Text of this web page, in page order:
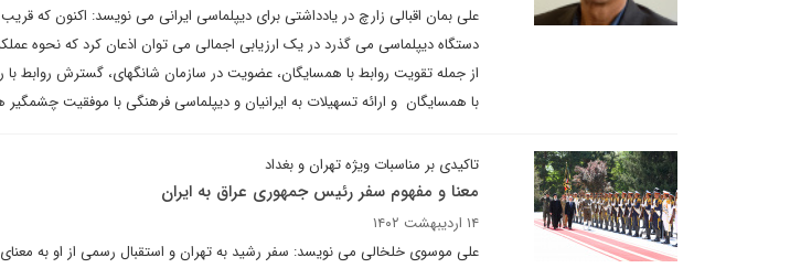
علی بمان اقبالی زارچ در یادداشتی برای دیپلماسی ایرانی می نویسد: اکنون که قریب
دستگاه دیپلماسی می گذرد در یک ارزیابی اجمالی می توان اذعان کرد که نحوه
از جمله تقویت روابط با همسایگان، عضویت در سازمان شانگهای، گسترش روابط با
با همسایگان و ارائه تسهیلات به ایرانیان و دیپلماسی فرهنگی با موفقیت
تاکیدی بر مناسبات ویژه تهران و بغداد
معنا و مفهوم سفر رئیس جمهوری عراق به ایران
۱۴ اردیبهشت ۱۴۰۲
علی موسوی خلخالی می نویسد: سفر رشید به تهران و استقبال رسمی از او به